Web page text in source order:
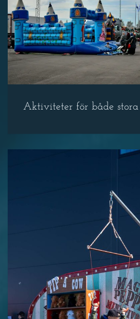
Aktiviteter för både stora